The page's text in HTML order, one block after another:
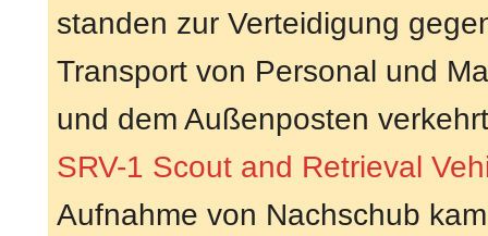
standen zur Verteidigung
Transport von Personal und
und dem Außenposten
SRV-1 Scout and Retrieval
Aufnahme von Nachschub